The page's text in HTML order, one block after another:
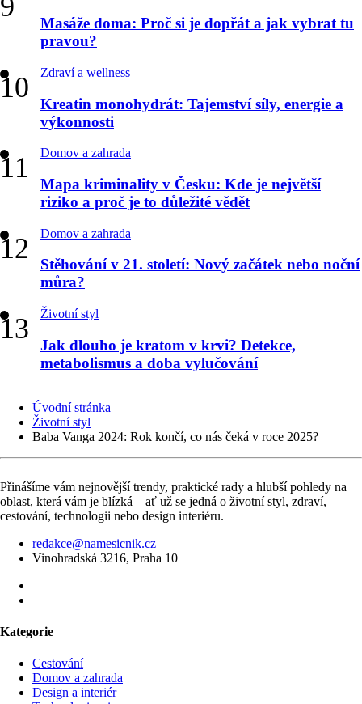
Masáže doma: Proč si je dopřát a jak vybrat tu
pravou?
Zdraví a wellness
Kreatin monohydrát: Tajemství síly, energie a
výkonnosti
Domov a zahrada
Mapa kriminality v Česku: Kde je největší
riziko a proč je to důležité vědět
Domov a zahrada
Stěhování v 21. století: Nový začátek nebo noční
můra?
Životní styl
Jak dlouho je kratom v krvi? Detekce,
metabolismus a doba vylučování
Úvodní stránka
Životní styl
Baba Vanga 2024: Rok končí, co nás čeká v roce 2025?
Přinášíme vám nejnovější trendy, praktické rady a hlubší pohledy na
oblast, která vám je blízká – ať už se jedná o životní styl, zdraví,
cestování, technologii nebo design interiéru.
redakce@namesicnik.cz
Vinohradská 3216, Praha 10
Kategorie
Cestování
Domov a zahrada
Design a interiér